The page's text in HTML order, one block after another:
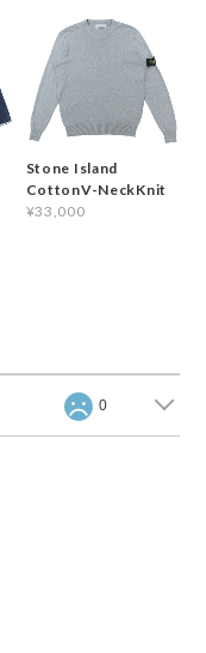
Stone Island
CottonV-NeckKnit
¥33,000
0